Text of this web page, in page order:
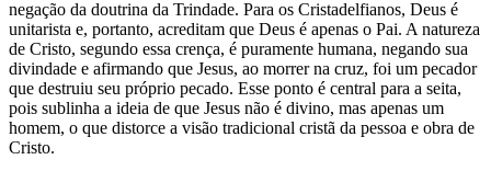
negação da doutrina da Trindade. Para os Cristadelfianos, Deus é
unitarista e, portanto, acreditam que Deus é apenas o Pai. A natureza
de Cristo, segundo essa crença, é puramente humana, negando sua
divindade e afirmando que Jesus, ao morrer na cruz, foi um pecador
que destruiu seu próprio pecado. Esse ponto é central para a seita,
pois sublinha a ideia de que Jesus não é divino, mas apenas um
homem, o que distorce a visão tradicional cristã da pessoa e obra de
Cristo.